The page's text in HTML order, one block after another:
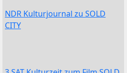
NDR Kulturjournal zu SOLD
CITY